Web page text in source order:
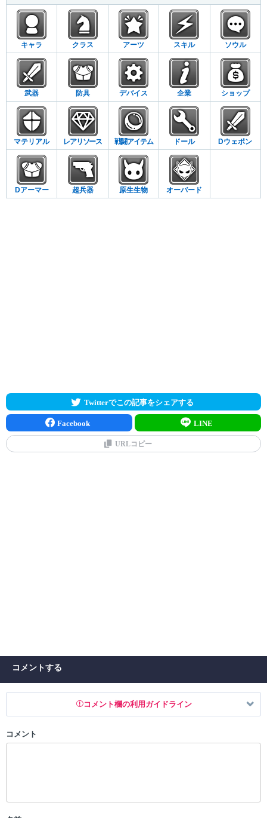
キャラ クラス アーツ スキル ソウル
武器 防具 デバイス 企業 ショップ
マテリアル レアリソース 戦闘アイテム ドール Dウェポン
Dアーマー 超兵器 原生生物 オーバード
Twitterでこの記事をシェアする
Facebook LINE
URLコピー
コメントする
コメント欄の利用ガイドライン
以下の書き込みを禁止とし、場合によってはコメント削除や書き込み制
コメント